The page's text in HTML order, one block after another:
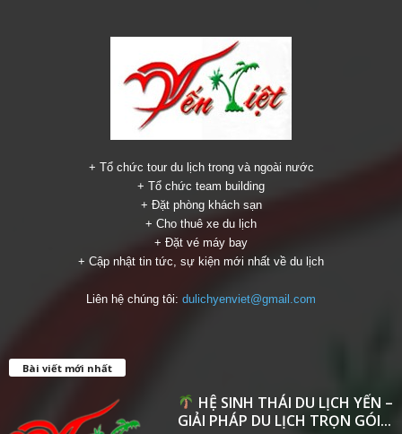
+ Tổ chức tour du lịch trong và ngoài nước
+ Tổ chức team building
+ Đặt phòng khách sạn
+ Cho thuê xe du lịch
+ Đặt vé máy bay
+ Cập nhật tin tức, sự kiện mới nhất về du lịch
Liên hệ chúng tôi: dulichyenviet@gmail.com
Bài viết mới nhất
HỆ SINH THÁI DU LỊCH YẾN –
GIẢI PHÁP DU LỊCH TRỌN GÓI...